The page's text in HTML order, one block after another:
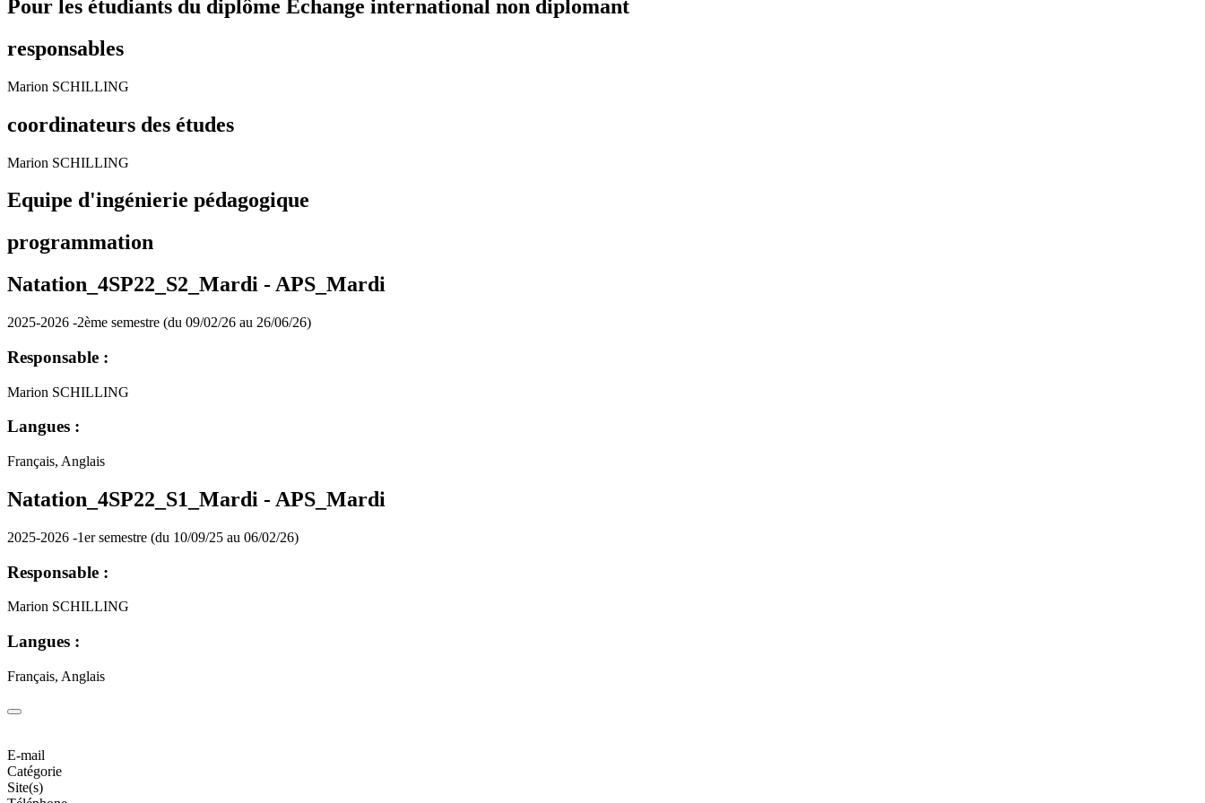
Pour les étudiants du diplôme Echange international non diplomant
responsables
Marion SCHILLING
coordinateurs des études
Marion SCHILLING
Equipe d'ingénierie pédagogique
programmation
Natation_4SP22_S2_Mardi -APS_Mardi
2025-2026 -2ème semestre (du 09/02/26 au 26/06/26)
Responsable :
Marion SCHILLING
Langues :
Français, Anglais
Natation_4SP22_S1_Mardi - APS_Mardi
2025-2026 -1er semestre (du 10/09/25 au 06/02/26)
Responsable :
Marion SCHILLING
Langues :
Français, Anglais
E-mail
Catégorie
Site(s)